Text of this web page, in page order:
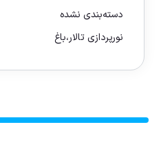
دسته‌بندی نشده
نورپردازی تالار،باغ